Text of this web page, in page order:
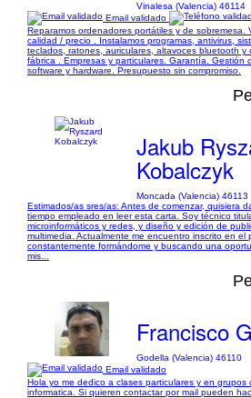
Vinalesa (Valencia) 46114
Email validado
Reparamos ordenadores portátiles y de sobremesa.
calidad / precio . Instalamos programas, antivirus,
teclados, ratones, auriculares, altavoces bluetooth y
fábrica . Empresas y particulares. Garantía. Gestión
software y hardware. Presupuesto sin compromiso.
Jakub
Kobalczyk
Moncada (Valencia) 46113
Estimados/as sres/as: Antes de comenzar, quisiera
tiempo empleado en leer esta carta. Soy técnico
microinformáticos y redes, y diseño y edición de
multimedia. Actualmente me encuentro inscrito en el
constantemente formándome y buscando una
mis...
Francisco
Godella (Valencia) 46110
Email validado
Hola yo me dedico a clases particulares y en grupos
informatica. Si quieren contactar por mail pueden